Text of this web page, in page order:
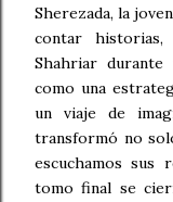
Sherezada, la
contar
Shahriar
como una
un viaje de
transformó no
escuchamos sus
tomo final se